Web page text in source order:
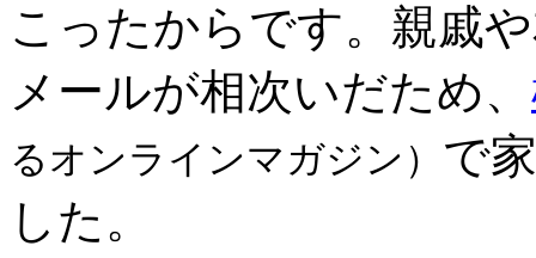
こったからです。親戚
メールが相次いだため、
るオンラインマガジン） で
した。